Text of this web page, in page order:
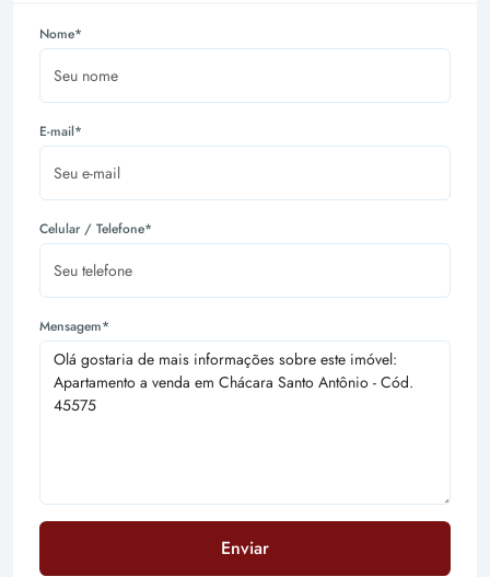
Nome*
E-mail*
Celular / Telefone*
Mensagem*
Enviar